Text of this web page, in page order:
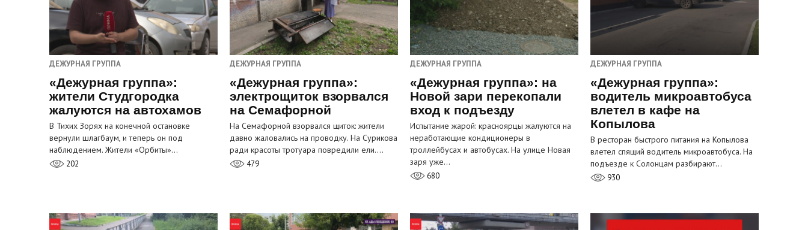
ДЕЖУРНАЯ ГРУППА
«Дежурная группа»:
жители Студгородка
жалуются на автохамов
В Тихих Зорях на конечной остановке
вернули шлагбаум, и теперь он под
наблюдением. Жители «Орбиты»…
202
ДЕЖУРНАЯ ГРУППА
«Дежурная группа»:
электрощиток взорвался
на Семафорной
На Семафорной взорвался щиток: жители
давно жаловались на проводку. На Сурикова
ради красоты тротуара повредили ели.…
479
ДЕЖУРНАЯ ГРУППА
«Дежурная группа»: на
Новой зари перекопали
вход к подъезду
Испытание жарой: красноярцы жалуются на
неработающие кондиционеры в
троллейбусах и автобусах. На улице Новая
заря уже…
680
ДЕЖУРНАЯ ГРУППА
«Дежурная группа»:
водитель микроавтобуса
влетел в кафе на
Копылова
В ресторан быстрого питания на Копылова
влетел спящий водитель микроавтобуса. На
подъезде к Солонцам разбирают…
930